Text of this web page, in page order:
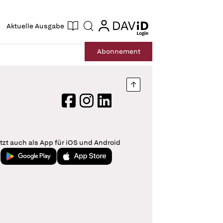
Aktuelle Ausgabe Suche login
login
Abonnement
Nach oben springen
FacebookInstagram
LinkedIn
auch als App für iOS und Android
Jetzt bei Google PlayLaden im App Store